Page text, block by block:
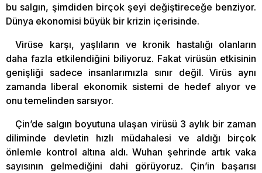
bu salgın, şimdiden birçok şeyi değiştireceğe benziyor.
Dünya ekonomisi büyük bir krizin içerisinde.
Virüse karşı, yaşlıların ve kronik hastalığı olanların
daha fazla etkilendiğini biliyoruz. Fakat virüsün etkisinin
genişliği sadece insanlarımızla sınır değil. Virüs aynı
zamanda liberal ekonomik sistemi de hedef alıyor ve
onu temelinden sarsıyor.
Çin’de salgın boyutuna ulaşan virüsü 3 aylık bir zaman
diliminde devletin hızlı müdahalesi ve aldığı birçok
önlemle kontrol altına aldı. Wuhan şehrinde artık vaka
sayısının gelmediğini dahi görüyoruz. Çin’in başarısı